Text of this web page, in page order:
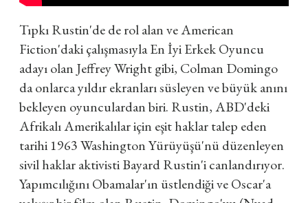
Tıpkı Rustin'de de rol alan ve American
Fiction'daki çalışmasıyla En İyi Erkek Oyuncu
adayı olan Jeffrey Wright gibi, Colman Domingo
da onlarca yıldır ekranları süsleyen ve büyük anını
bekleyen oyunculardan biri. Rustin, ABD'deki
Afrikalı Amerikalılar için eşit haklar talep eden
tarihi 1963 Washington Yürüyüşü'nü düzenleyen
sivil haklar aktivisti Bayard Rustin'i canlandırıyor.
Yapımcılığını Obamalar'ın üstlendiği ve Oscar'a